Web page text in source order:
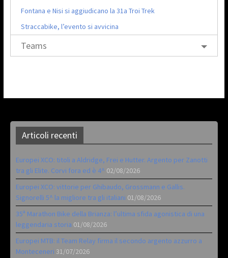
Fontana e Nisi si aggiudicano la 31a Troi Trek
Straccabike, l’evento si avvicina
Teams
Articoli recenti
Europei XCO: titoli a Aldridge, Frei e Hutter. Argento per Zanotti
tra gli Elite. Corvi fora ed è 4^ 02/08/2026
Europei XCO: vittorie per Ghibaudo, Grossmann e Gallis.
Signorelli 5^ la migliore tra gli italiani 01/08/2026
35ª Marathon Bike della Brianza: l’ultima sfida agonistica di una
leggendaria storia 01/08/2026
Europei MTB: il Team Relay firma il secondo argento azzurro a
Monteceneri 31/07/2026